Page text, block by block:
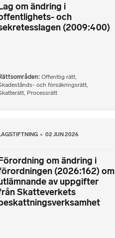
om ändring i
och
(2009:400)
Offentlig rätt,
och försäkringsrätt,
, Processrätt
02 JUN 2026
om ändring i
(2026:162) om
av uppgifter
Skatteverkets